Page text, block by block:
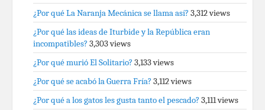
¿Por qué La Naranja Mecánica se llama así? 3,312 views
¿Por qué las ideas de Iturbide y la República eran
incompatibles? 3,303 views
¿Por qué murió El Solitario? 3,133 views
¿Por qué se acabó la Guerra Fría? 3,112 views
¿Por qué a los gatos les gusta tanto el pescado? 3,111 views